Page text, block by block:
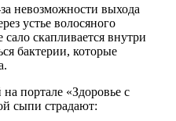
невозможности выхода
устье волосяного
скапливается внутри
бактерии, которые
портале «Здоровье с
сыпи страдают: